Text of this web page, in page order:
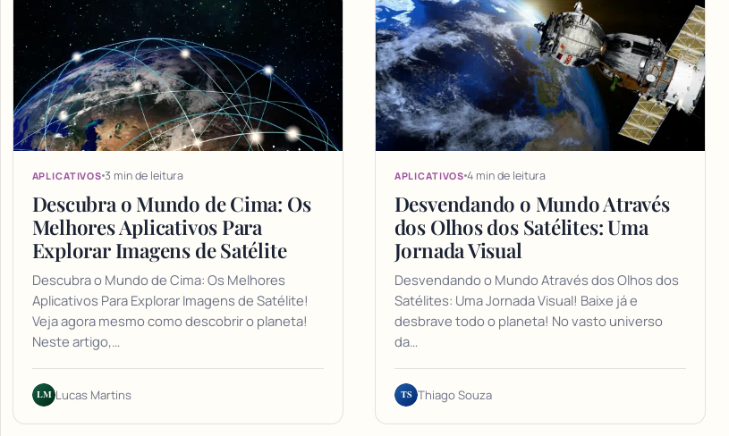
APLICATIVOS 3 min de leitura
Descubra o Mundo de Cima: Os
Melhores Aplicativos Para
Explorar Imagens de Satélite
Descubra o Mundo de Cima: Os Melhores
Aplicativos Para Explorar Imagens de Satélite!
Veja agora mesmo como descobrir o planeta!
Neste artigo,…
LM Lucas Martins
APLICATIVOS 4 min de leitura
Desvendando o Mundo Através
dos Olhos dos Satélites: Uma
Jornada Visual
Desvendando o Mundo Através dos Olhos dos
Satélites: Uma Jornada Visual! Baixe já e
desbrave todo o planeta! No vasto universo
da…
TS Thiago Souza